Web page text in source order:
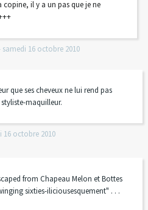
copine, il y a un pas que je ne
samedi 16 octobre 2010
que ses cheveux ne lui rend pas
maquilleur.
16 octobre 2010
from Chapeau Melon et Bottes
sixties-iliciousesquement" . . .